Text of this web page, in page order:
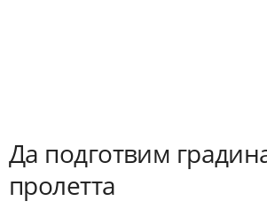
Да подготвим
пролетта